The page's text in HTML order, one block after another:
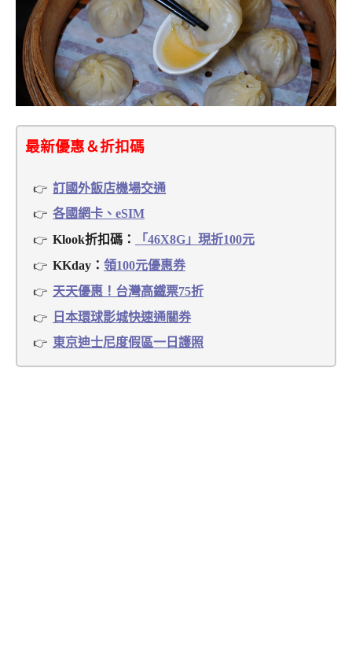
最新優惠＆折扣碼
訂國外飯店機場交通
各國網卡、eSIM
Klook折扣碼：
「46X8G」現折100元
KKday： 領100元優惠券
天天優惠！台灣高鐵票75折
日本環球影城快速通關券
東京迪士尼度假區一日護照